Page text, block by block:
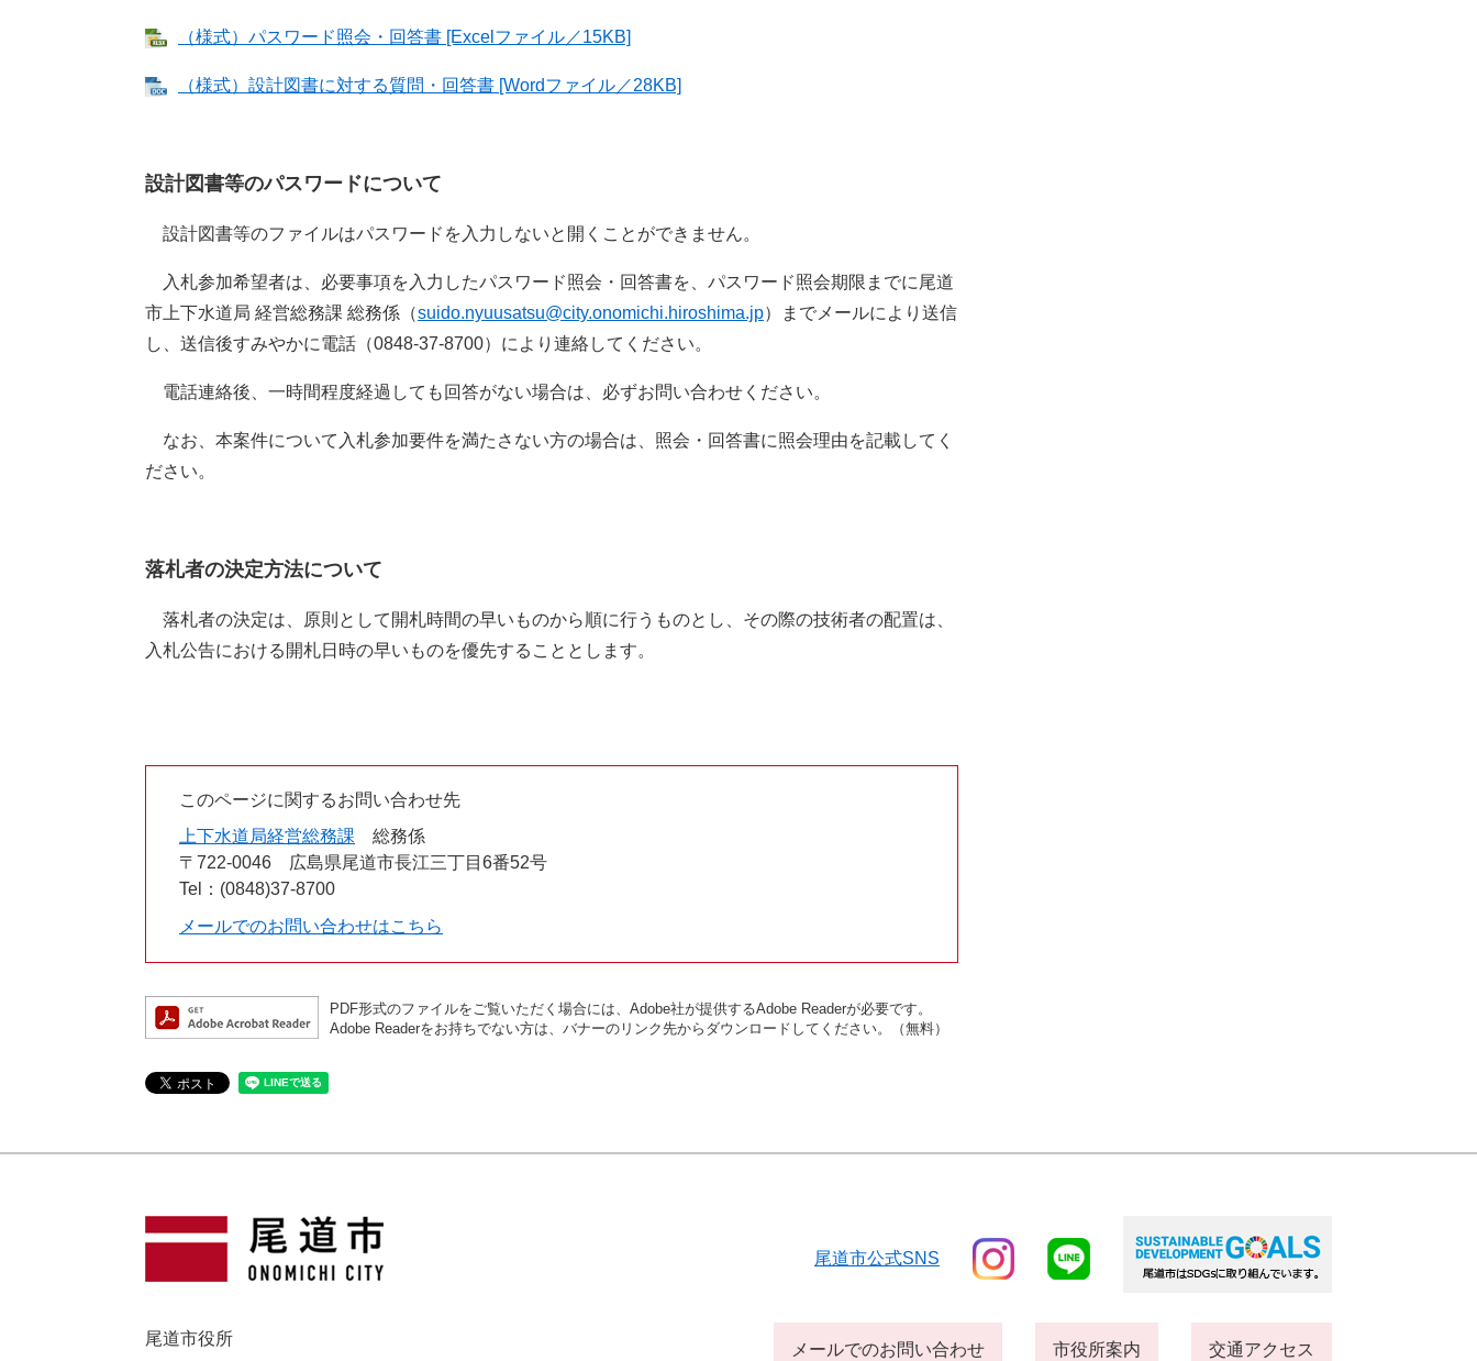
（様式）パスワード照会・回答書 [Excelファイル／15KB]
（様式）設計図書に対する質問・回答書 [Wordファイル／28KB]
設計図書等のパスワードについて
設計図書等のファイルはパスワードを入力しないと開くことができません。
入札参加希望者は、必要事項を入力したパスワード照会・回答書を、パスワード照会期限までに尾道
市上下水道局 経営総務課 総務係（suido.nyuusatsu@city.onomichi.hiroshima.jp）までメールにより送信
し、送信後すみやかに電話（0848-37-8700）により連絡してください。
電話連絡後、一時間程度経過しても回答がない場合は、必ずお問い合わせください。
なお、本案件について入札参加要件を満たさない方の場合は、照会・回答書に照会理由を記載してく
ださい。
落札者の決定方法について
落札者の決定は、原則として開札時間の早いものから順に行うものとし、その際の技術者の配置は、
入札公告における開札日時の早いものを優先することとします。
このページに関するお問い合わせ先
上下水道局経営総務課
総務係
〒722-0046
広島県尾道市長江三丁目6番52号
Tel：(0848)37-8700
メールでのお問い合わせはこちら
PDF形式のファイルをご覧いただく場合には、Adobe社が提供するAdobe Readerが必要です。
Adobe Readerをお持ちでない方は、バナーのリンク先からダウンロードしてください。（無料）
尾道市役所
尾道市公式SNS
メールでのお問い合わせ 市役所案内 交通アクセス